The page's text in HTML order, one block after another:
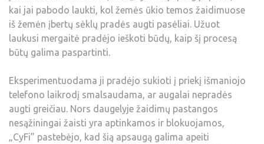
kai jai pabodo laukti, kol žemės ūkio temos žaidimuose
iš žemėn įbertų sėklų pradės augti pasėliai. Užuot
laukusi mergaitė pradėjo ieškoti būdų, kaip šį procesą
būtų galima paspartinti.
Eksperimentuodama ji pradėjo sukioti į priekį išmaniojo
telefono laikrodį smalsaudama, ar augalai nepradės
augti greičiau. Nors daugelyje žaidimų pastangos
nesąžiningai žaisti yra aptinkamos ir blokuojamos,
„CyFi” pastebėjo, kad šią apsaugą galima apeiti